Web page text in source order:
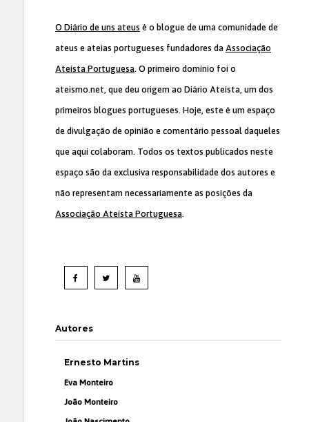
O Diário de uns ateus é o blogue de uma comunidade de
ateus e ateias portugueses fundadores da Associação
Ateísta Portuguesa. O primeiro domínio foi o
ateismo.net, que deu origem ao Diário Ateísta, um dos
primeiros blogues portugueses. Hoje, este é um espaço
de divulgação de opinião e comentário pessoal daqueles
que aqui colaboram. Todos os textos publicados neste
espaço são da exclusiva responsabilidade dos autores e
não representam necessariamente as posições da
Associação Ateísta Portuguesa.
Autores
Ernesto Martins
Eva Monteiro
João Monteiro